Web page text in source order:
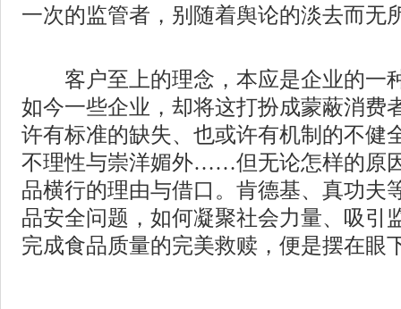
一次的监管者，别随着舆论的淡去而无
客户至上的理念，本应是企业的一
如今一些企业，却将这打扮成蒙蔽消费
许有标准的缺失、也或许有机制的不健
不理性与崇洋媚外……但无论怎样的原
品横行的理由与借口。肯德基、真功夫
品安全问题，如何凝聚社会力量、吸引
完成食品质量的完美救赎，便是摆在眼